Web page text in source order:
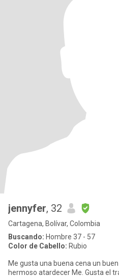
jennyfer, 32
Cartagena, Bolívar, Colombia
Buscando: Hombre 37 - 57
Color de Cabello: Rubio
Me gusta una buena cena un
hermoso atardecer Me. Gusta el trabajo social soy medico fisiatra